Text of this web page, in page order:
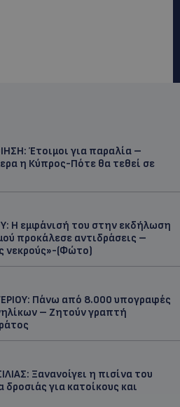
Έτοιμοι για παραλία –
η Κύπρος-Πότε θα τεθεί σε
Η εμφάνισή του στην εκδήλωση
προκάλεσε αντιδράσεις –
νεκρούς»-(Φώτο)
Πάνω από 8.000 υπογραφές
– Ζητούν γραπτή
Ξανανοίγει η πισίνα του
για κατοίκους και